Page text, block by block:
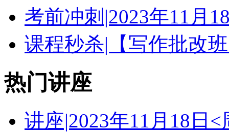
考前冲刺|2023年11月
课程秒杀|【写作批改
热门讲座
讲座|2023年11月18日